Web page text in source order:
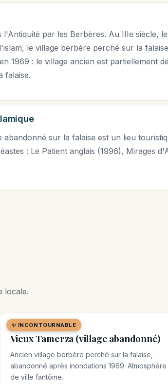
l'Antiquité par les Berbères. Au IIIe siècle,
le village berbère perché sur la
1969 : le village ancien est partiellement
falaise.
sur la falaise est un lieu
: Le Patient anglais (1996), Mirages
locale.
✨ INCONTOURNABLE
🌿 SITE NATUREL
Vieux Tamerza (village abandonné)
Ancien village berbère perché sur la falaise,
abandonné après inondations 1969. Atmosphère
de ville fantôme.